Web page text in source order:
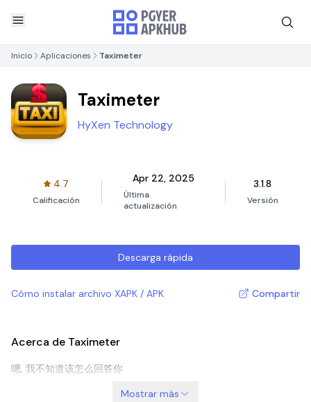
Inicio Aplicaciones Taximeter
Taximeter
HyXen Technology
4.7
Calificación
Apr 22, 2025
Última
actualización
3.1.8
Versión
Descarga rápida
Cómo instalar archivo XAPK / APK Compartir
Acerca de Taximeter
嗯, 我不知道该怎么回答你
Mostrar más